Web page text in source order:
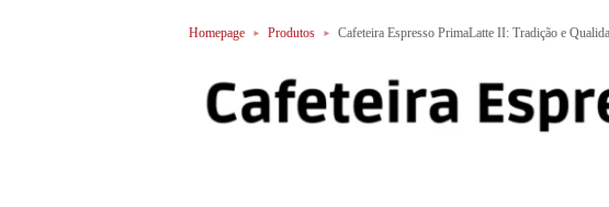
Homepage Produtos Cafeteira Espresso PrimaLatte II: Tradição e